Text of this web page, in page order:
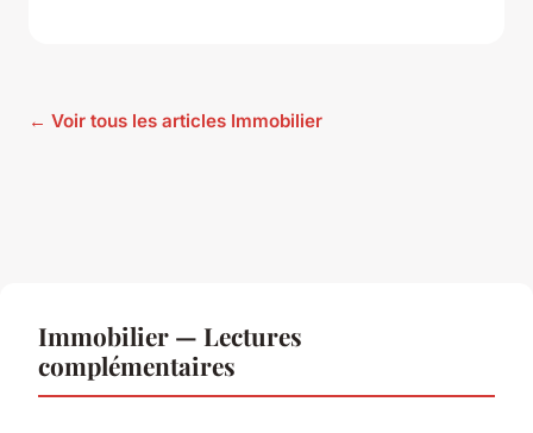
← Voir tous les articles Immobilier
Immobilier — Lectures
complémentaires